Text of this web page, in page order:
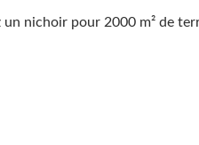
un nichoir pour 2000 m² de